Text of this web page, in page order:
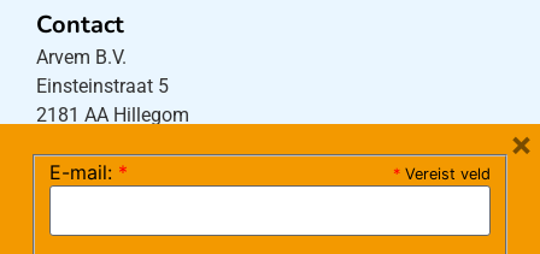
Contact
Arvem B.V.
Einsteinstraat 5
2181 AA Hillegom
(maandag – donderdag 08:30-17:15 uur / vrijdag
* Vereist veld
E-mail: *
×